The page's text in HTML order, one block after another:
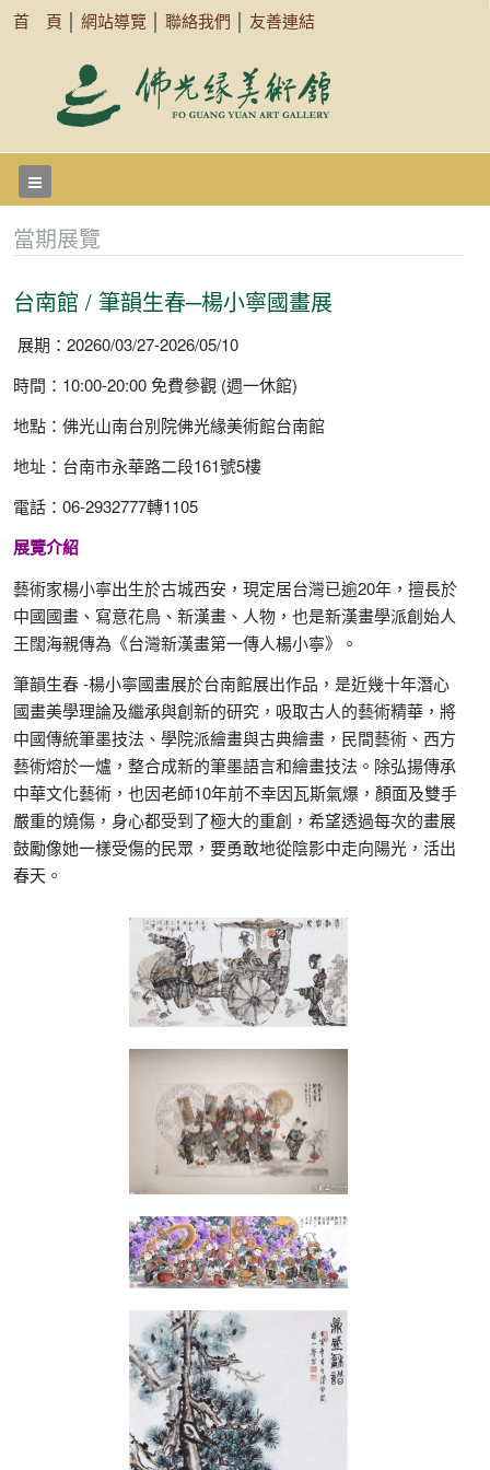
首 頁 網站導覽 聯絡我們 友善連結
當期展覽
台南館 / 筆韻生春─楊小寧國畫展
展期：20260/03/27-2026/05/10
時間：10:00-20:00 免費參觀 (週一休館)
地點：佛光山南台別院佛光緣美術館台南館
地址：台南市永華路二段161號5樓
電話：06-2932777轉1105
展覽介紹
藝術家楊小寧出生於古城西安，現定居台灣已逾20年，擅長於
中國國畫、寫意花鳥、新漢畫、人物，也是新漢畫學派創始人
王闊海親傳為《台灣新漢畫第一傳人楊小寧》。
筆韻生春 -楊小寧國畫展於台南館展出作品，是近幾十年潛心
國畫美學理論及繼承與創新的研究，吸取古人的藝術精華，將
中國傳統筆墨技法、學院派繪畫與古典繪畫，民間藝術、西方
藝術熔於一爐，整合成新的筆墨語言和繪畫技法。除弘揚傳承
中華文化藝術，也因老師10年前不幸因瓦斯氣爆，顏面及雙手
嚴重的燒傷，身心都受到了極大的重創，希望透過每次的畫展
鼓勵像她一樣受傷的民眾，要勇敢地從陰影中走向陽光，活出
春天。